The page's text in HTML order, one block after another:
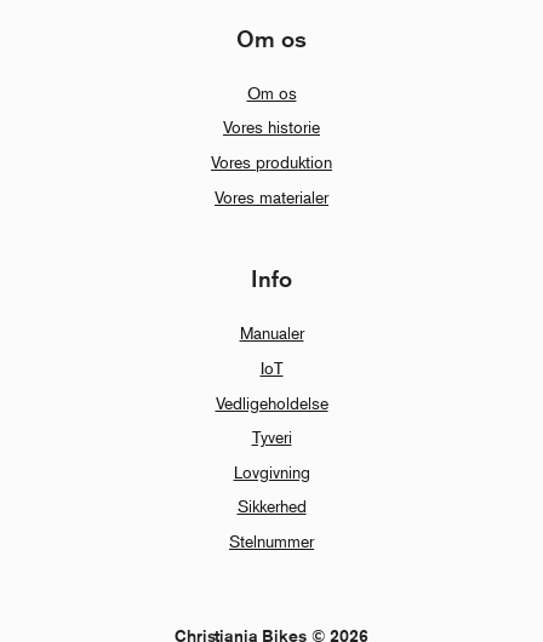
Om os
Om os
Vores historie
Vores produktion
Vores materialer
Info
Manualer
IoT
Vedligeholdelse
Tyveri
Lovgivning
Sikkerhed
Stelnummer
Christiania Bikes © 2026